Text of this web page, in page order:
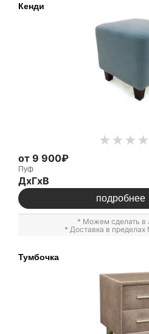
Кенди
от 9 900₽
Пуф
ДxГxВ
подробнее
* Можем сделать в
* Доставка в
Тумбочка